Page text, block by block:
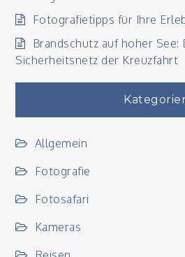
Fotografietipps für Ihre
Brandschutz auf hoher See:
Sicherheitsnetz der Kreuzfahrt
Allgemein
Fotografie
Fotosafari
Kameras